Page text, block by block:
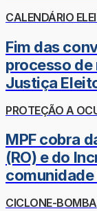
CALENDÁRIO
Fim das
processo
Justiça
PROTEÇÃO A
MPF cobra
(RO) e do
CICLONE-BOMBA